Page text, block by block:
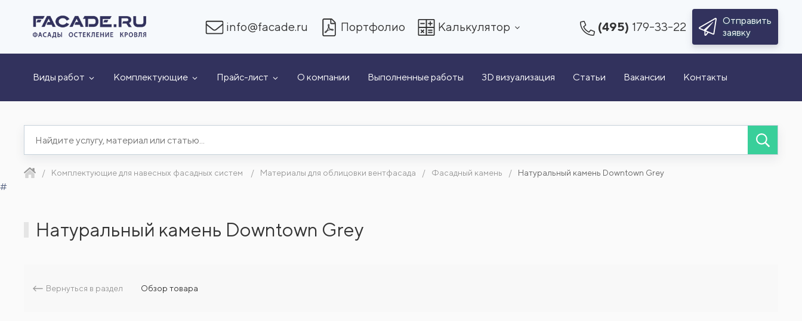
info@facade.ru Портфолио Калькулятор (495) 179-33-22
Отправить
заявку
Виды работ Комплектующие Прайс-лист О компании Выполненные работы 3D визуализация Статьи Вакансии Контакты
Комплектующие для навесных фасадных систем Материалы для облицовки вентфасада Фасадный камень Натуральный камень Downtown Grey
#
Натуральный камень Downtown Grey
Вернуться в раздел Обзор товара